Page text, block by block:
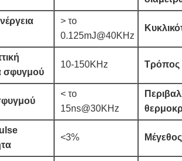
> το
0.125mJ@40KHz
σφυγμού
10-150KHz Τρόπος
< το
15ns@30KHz
<3% Μέγεθος